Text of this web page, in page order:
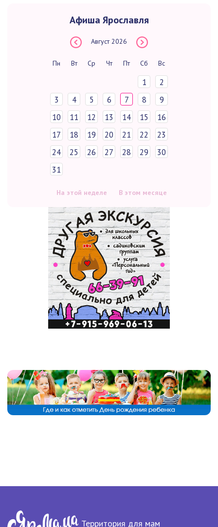
Афиша Ярославля
Август 2026
Пн Вт Ср Чт Пт Сб Вс
1
2
3
4 5 6 7 8
9
10
11 12 13 14 15
16
17
18 19 20 21 22
23
24
25 26 27 28 29
30
31
На этой неделе В этом месяце
Территория для мам